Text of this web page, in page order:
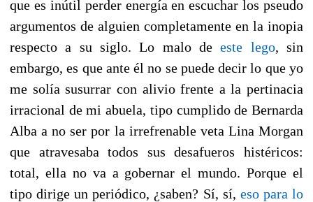
que es inútil perder energía en escuchar los pseudo
argumentos de alguien completamente en la inopia
respecto a su siglo. Lo malo deeste lego, sin
embargo, es que ante él no se puede decir lo que yo
me solía susurrar con alivio frente a la pertinacia
irracional de mi abuela, tipo cumplido de Bernarda
Alba a no ser por la irrefrenable veta Lina Morgan
que atravesaba todos sus desafueros histéricos:
total, ella no va a gobernar el mundo. Porque el
tipo dirige un periódico, ¿saben? Sí, sí, eso para lo